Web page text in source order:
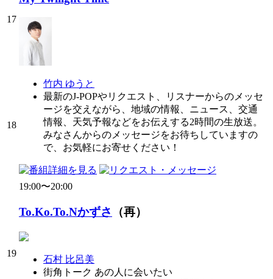
17
竹内 ゆうと
最新のJ-POPやリクエスト、リスナーからのメッセ
ージを交えながら、地域の情報、ニュース、交通
情報、天気予報などをお伝えする2時間の生放送。
みなさんからのメッセージをお待ちしていますの
で、お気軽にお寄せください！
18
19
19:00〜20:00
To.Ko.To.Nかずさ （再）
石村 比呂美
街角トーク あの人に会いたい